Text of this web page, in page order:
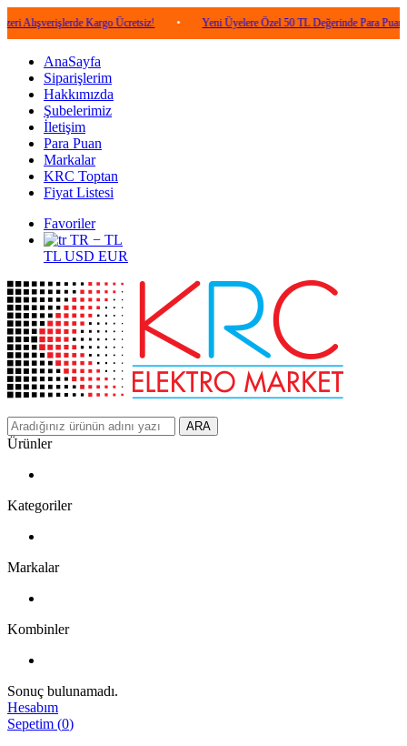
Kargo Ücretsiz! • Yeni Üyelere Özel 50 TL Değerinde Para Puan! •
AnaSayfa
Siparişlerim
Hakkımızda
Şubelerimiz
İletişim
Para Puan
Markalar
KRC Toptan
Fiyat Listesi
Favoriler
TR − TL
TL USD EUR
ARA
Ürünler
Kategoriler
Markalar
Kombinler
Sonuç bulunamadı.
Hesabım
Sepetim (0)